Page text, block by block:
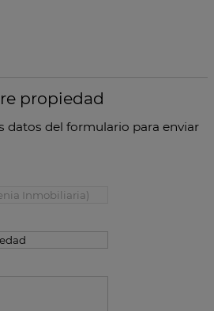
propiedad
datos del formulario para enviar